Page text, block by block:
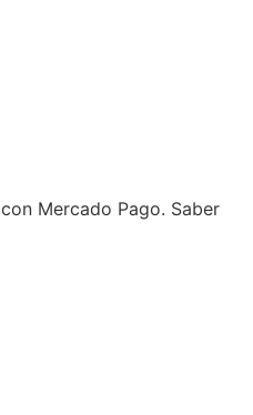
con Mercado Pago. Saber